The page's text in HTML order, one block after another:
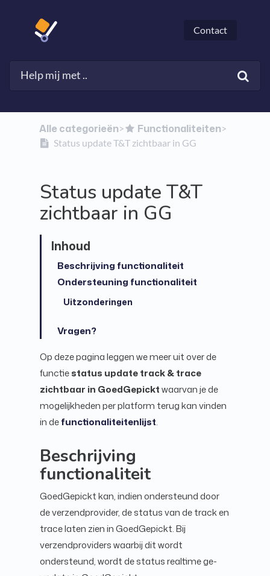
Contact
Alle categorieën​>​ ​Functionaliteiten​>​
Status update T&T zichtbaar in GG
Status update T&T
zichtbaar in GG
Beschrijving functionaliteit
Ondersteuning functionaliteit
Uitzonderingen
Vragen?
Op deze pagina leggen we meer uit over de
functiestatus update track & trace
zichtbaar in GoedGepicktwaarvan je de
mogelijkheden per platform terug kan vinden
in defunctionaliteitenlijst.
Beschrijving
functionaliteit
GoedGepickt kan, indien ondersteund door
de verzendprovider, de status van de track en
trace laten zien in GoedGepickt. Bij
verzendproviders waarbij dit wordt
ondersteund, wordt de status realtime ge-